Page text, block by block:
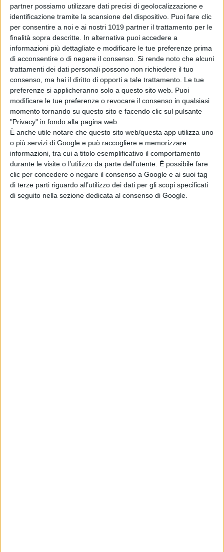
partner possiamo utilizzare dati precisi di geolocalizzazione e
identificazione tramite la scansione del dispositivo. Puoi fare clic
per consentire a noi e ai nostri 1019 partner il trattamento per le
finalità sopra descritte. In alternativa puoi accedere a
informazioni più dettagliate e modificare le tue preferenze prima
di acconsentire o di negare il consenso. Si rende noto che alcuni
trattamenti dei dati personali possono non richiedere il tuo
consenso, ma hai il diritto di opporti a tale trattamento. Le tue
preferenze si applicheranno solo a questo sito web. Puoi
modificare le tue preferenze o revocare il consenso in qualsiasi
momento tornando su questo sito e facendo clic sul pulsante
"Privacy" in fondo alla pagina web.
È anche utile notare che questo sito web/questa app utilizza uno
o più servizi di Google e può raccogliere e memorizzare
informazioni, tra cui a titolo esemplificativo il comportamento
durante le visite o l’utilizzo da parte dell’utente. È possibile fare
clic per concedere o negare il consenso a Google e ai suoi tag
di terze parti riguardo all’utilizzo dei dati per gli scopi specificati
di seguito nella sezione dedicata al consenso di Google.
L’Odissea vola
oltre il miliardo:
Nolan torna ai
vertici del box
office
di Emanuela Giuliani
Sadie Sink parla
di Jean Grey:
“Non è una
cattiva”, il nuovo
volto degli X-Men
di Emanuela Giuliani
Chi siamoContattiPrivacy PolicyCookie Policy
Emanuela Giuliani CFGLNMNL77T43L639Disclaimer